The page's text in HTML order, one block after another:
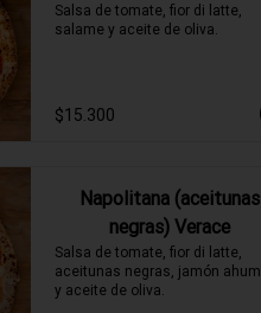
Salsa de tomate, fior di latte,
salame y aceite de oliva.
$15.300
Napolitana (aceitunas
negras) Verace
Salsa de tomate, fior di latte,
aceitunas negras, jamón
y aceite de oliva.